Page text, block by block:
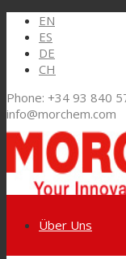
EN
ES
DE
CH
Phone: +34 93 840
info@morchem.com
Über Uns